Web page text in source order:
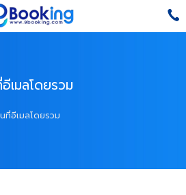
,รับทำเว็บรีสอร์ท,ออกแบบเว็บไซต์โรงแร
โรงแรม,ระบบเว็บไซต์รีสอร์ท
เมลโดยรวม
ที่อีเมลโดยรวม